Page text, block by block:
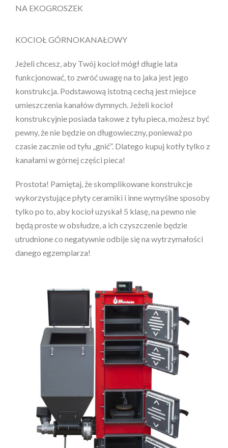
NA EKOGROSZEK
KOCIOŁ GÓRNOKANAŁOWY
Jeżeli chcesz, aby Twój kocioł mógł długie lata
funkcjonować, to zwróć uwagę na to jaka jest jego
konstrukcja. Podstawową istotną cechą jest miejsce
umieszczenia kanałów dymnych. Jeżeli kocioł
konstrukcyjnie posiada takowe z tyłu pieca, możesz być
pewny, że nie będzie on długowieczny, ponieważ po
czasie zacznie od tyłu „gnić”. Dlatego kupuj kotły tylko z
kanałami w górnej części pieca!
Prostota! Pamiętaj, że skomplikowane konstrukcje
wykorzystujące płyty ceramiki i inne wymyślne sposoby
tylko po to, aby kocioł uzyskał 5 klasę, na pewno nie
będą proste w obsłudze, a ich czyszczenie będzie
utrudnione co negatywnie odbije się na wytrzymałości
danego egzemplarza!